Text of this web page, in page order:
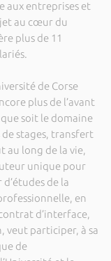
aux entreprises et
au cœur du
plus de 11
de Corse
plus de l’avant
soit le domaine
stages, transfert
long de la vie,
unique pour
de la
en
d’interface,
veut participer, à sa
de